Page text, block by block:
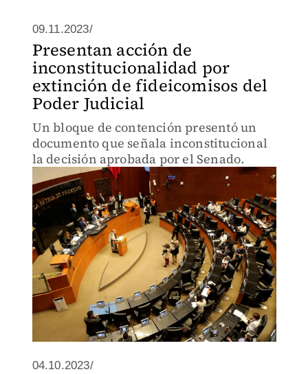
09.11.2023/
Presentan acción de
inconstitucionalidad por
extinción de fideicomisos del
Poder Judicial
Un bloque de contención presentó un
documento que señala inconstitucional
la decisión aprobada por el Senado.
04.10.2023/